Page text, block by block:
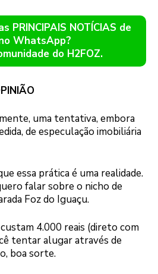
PRINCIPAIS NOTÍCIAS de
WhatsApp?
do H2FOZ.
uma tentativa, embora
de especulação imobiliária
essa prática é uma realidade.
falar sobre o nicho de
Foz do Iguaçu.
4.000 reais (direto com
tentar alugar através de
boa sorte.